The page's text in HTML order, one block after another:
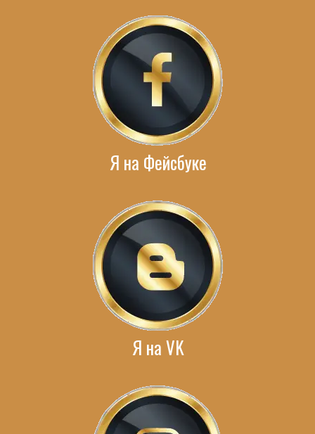
Я на Фейсбуке
Я на VK